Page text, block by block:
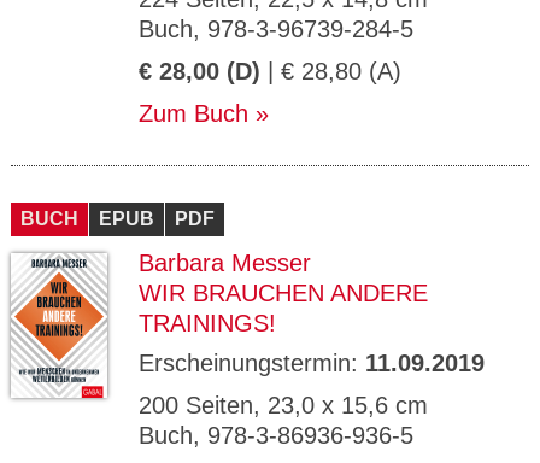
Buch, 978-3-96739-284-5
€ 28,00 (D) | € 28,80 (A)
Zum Buch
BUCH EPUB PDF
Barbara Messer
WIR BRAUCHEN ANDERE
TRAININGS!
Erscheinungstermin: 11.09.2019
200 Seiten, 23,0 x 15,6 cm
Buch, 978-3-86936-936-5